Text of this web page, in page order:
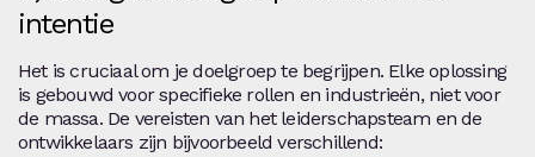
intentie
Het is cruciaal om je doelgroep te begrijpen. Elke oplossing
is gebouwd voor specifieke rollen en industrieën, niet voor
de massa. De vereisten van het leiderschapsteam en de
ontwikkelaars zijn bijvoorbeeld verschillend: